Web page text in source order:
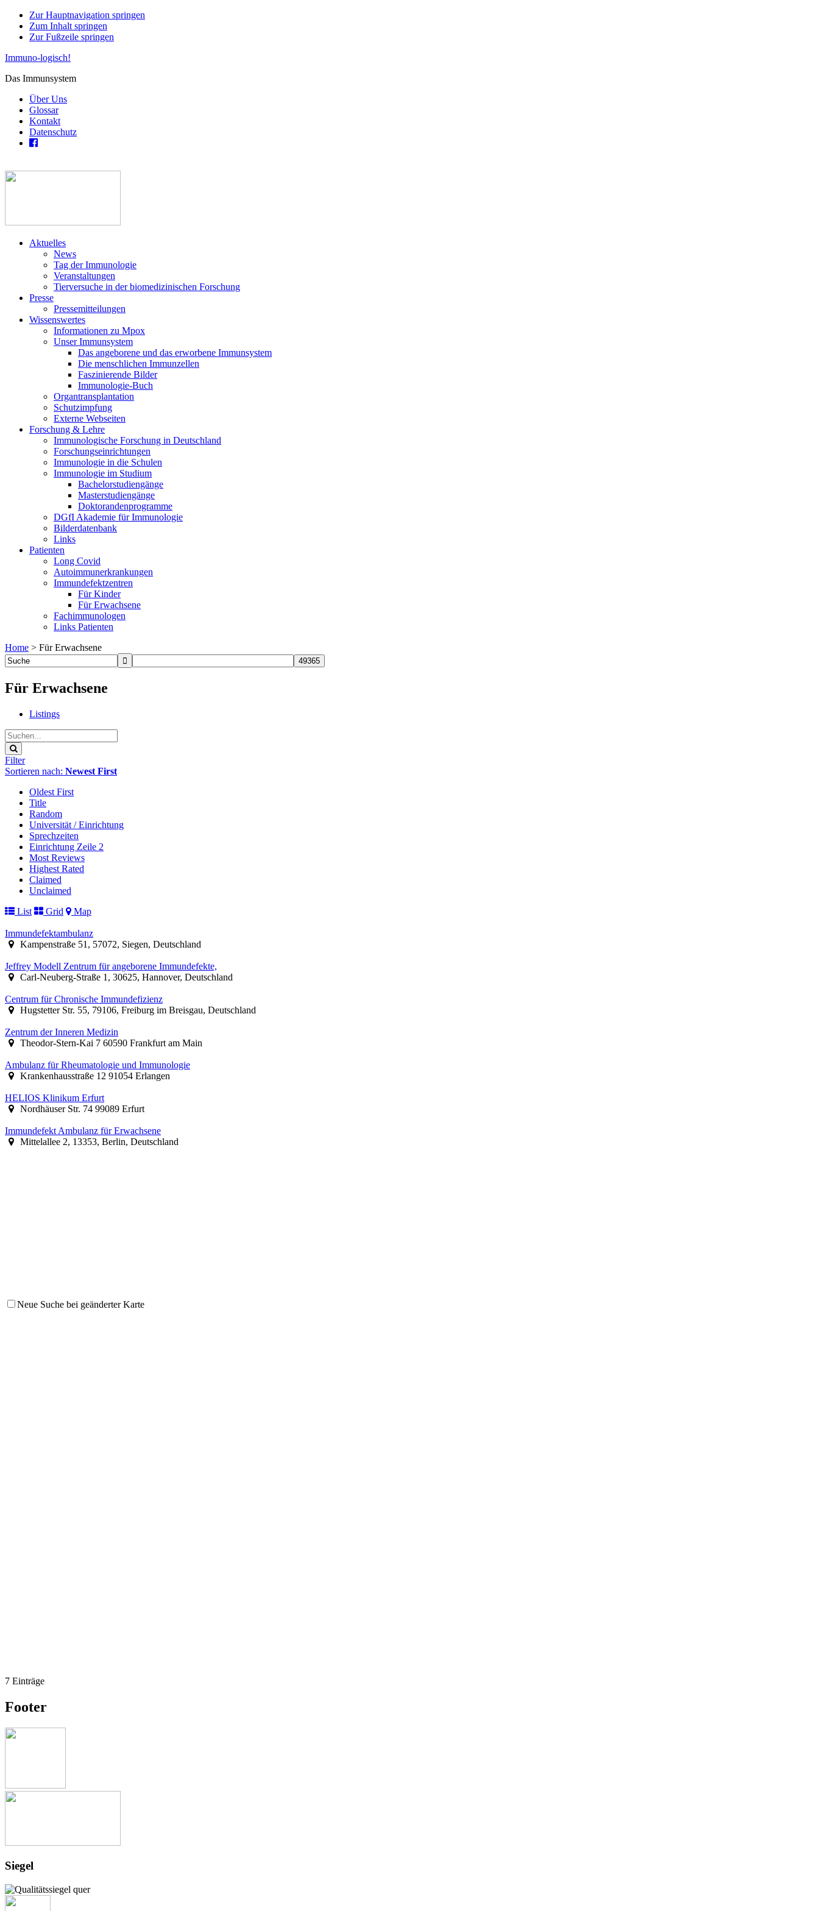
Zur Hauptnavigation springen
Zum Inhalt springen
Zur Fußzeile springen
Immuno-logisch!
Das Immunsystem
Über Uns
Glossar
Kontakt
Datenschutz
Aktuelles
News
Tag der Immunologie
Veranstaltungen
Tierversuche in der biomedizinischen Forschung
Presse
Pressemitteilungen
Wissenswertes
Informationen zu Mpox
Unser Immunsystem
Das angeborene und das erworbene Immunsystem
Die menschlichen Immunzellen
Faszinierende Bilder
Immunologie-Buch
Organtransplantation
Schutzimpfung
Externe Webseiten
Forschung & Lehre
Immunologische Forschung in Deutschland
Forschungseinrichtungen
Immunologie in die Schulen
Immunologie im Studium
Bachelorstudiengänge
Masterstudiengänge
Doktorandenprogramme
DGfI Akademie für Immunologie
Bilderdatenbank
Links
Patienten
Long Covid
Autoimmunerkrankungen
Immundefektzentren
Für Kinder
Für Erwachsene
Fachimmunologen
Links Patienten
Home > Für Erwachsene
Für Erwachsene
Listings
Filter
Sortieren nach: Newest First
Oldest First
Title
Random
Universität / Einrichtung
Sprechzeiten
Einrichtung Zeile 2
Most Reviews
Highest Rated
Claimed
Unclaimed
List
Grid Map
Immundefektambulanz
Kampenstraße 51, 57072, Siegen, Deutschland
Jeffrey Modell Zentrum für angeborene Immundefekte,
Carl-Neuberg-Straße 1, 30625, Hannover, Deutschland
Centrum für Chronische Immundefizienz
Hugstetter Str. 55, 79106, Freiburg im Breisgau, Deutschland
Zentrum der Inneren Medizin
Theodor-Stern-Kai 7 60590 Frankfurt am Main
Ambulanz für Rheumatologie und Immunologie
Krankenhausstraße 12 91054 Erlangen
HELIOS Klinikum Erfurt
Nordhäuser Str. 74 99089 Erfurt
Immundefekt Ambulanz für Erwachsene
Mittelallee 2, 13353, Berlin, Deutschland
Neue Suche bei geänderter Karte
7 Einträge
Footer
Siegel